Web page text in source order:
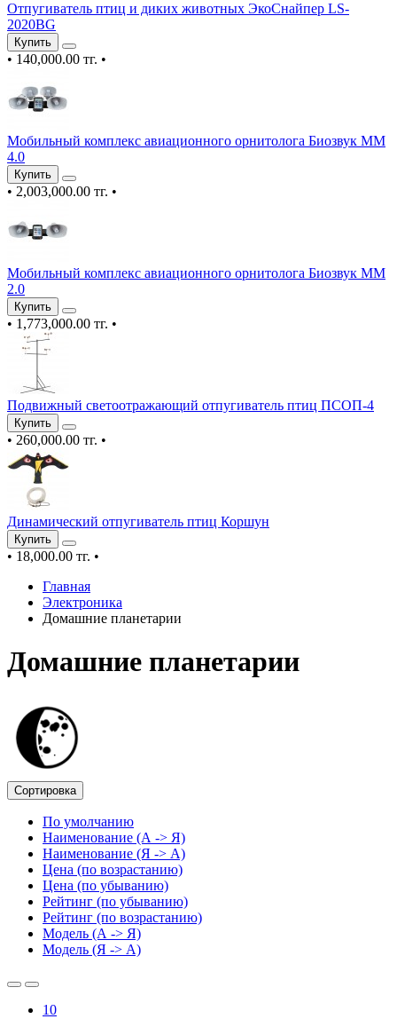
Отпугиватель птиц и диких животных ЭкоСнайпер LS-
2020BG
Купить
• 140,000.00 тг. •
Мобильный комплекс авиационного орнитолога Биозвук ММ
4.0
Купить
• 2,003,000.00 тг. •
Мобильный комплекс авиационного орнитолога Биозвук ММ
2.0
Купить
• 1,773,000.00 тг. •
Подвижный светоотражающий отпугиватель птиц ПСОП-4
Купить
• 260,000.00 тг. •
Динамический отпугиватель птиц Коршун
Купить
• 18,000.00 тг. •
Главная
Электроника
Домашние планетарии
Домашние планетарии
Сортировка
По умолчанию
Наименование (А -> Я)
Наименование (Я -> А)
Цена (по возрастанию)
Цена (по убыванию)
Рейтинг (по убыванию)
Рейтинг (по возрастанию)
Модель (А -> Я)
Модель (Я -> А)
10